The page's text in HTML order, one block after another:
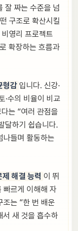
잘 짜는 수준을 넘
구조로 확산시킬
영리 프로젝트
확장하는 흐름과
형감 입니다. 신강·
·수의 비율이 비교
는 “여러 관점을
달하기 쉽습니다.
나들며 활동하는
제 해결 능력 이 뛰
빠르게 이해해 자
조는 “한 번 배운
서 새 것을 흡수하